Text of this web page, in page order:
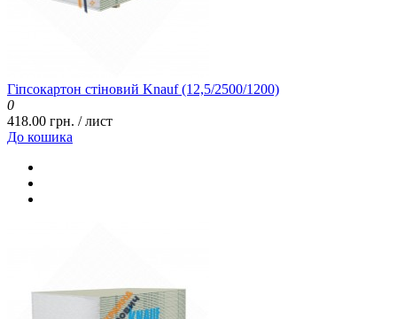
Гіпсокартон стіновий Knauf (12,5/2500/1200)
0
418.00 грн. / лист
До кошика